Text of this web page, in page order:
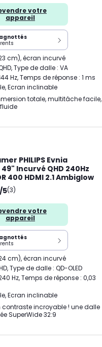
votre
appareil
cm), écran incurvé
Type de dalle : VA
Hz, Temps de réponse : 1 ms
Ecran inclinable
totale, multitâche facile,
PHILIPS Evnia
Incurvé QHD 240Hz
400 HDMI 2.1 Ambiglow
5(3)
votre
appareil
cm), écran incurvé
Type de dalle : QD-OLED
Hz, Temps de réponse : 0,03
Ecran inclinable
contraste incroyable ! une dalle
SuperWide 32:9